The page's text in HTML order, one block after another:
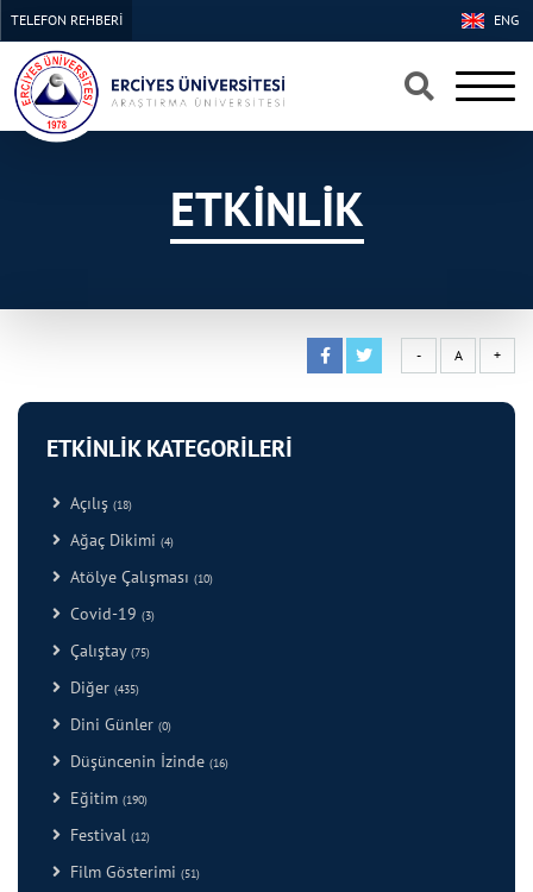
×
×
ENG
TELEFON REHBERİ
ETKİNLİK
- A +
ETKİNLİK KATEGORİLERİ
Açılış (18)
Ağaç Dikimi (4)
Atölye Çalışması (10)
Covid-19 (3)
Çalıştay (75)
Diğer (435)
Dini Günler (0)
Düşüncenin İzinde (16)
Eğitim (190)
Festival (12)
Film Gösterimi (51)